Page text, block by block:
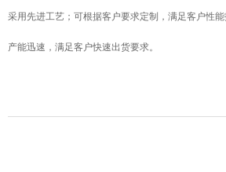
采用先进工艺；可根据客户要求定制，满足客户性能
产能迅速，满足客户快速出货要求。